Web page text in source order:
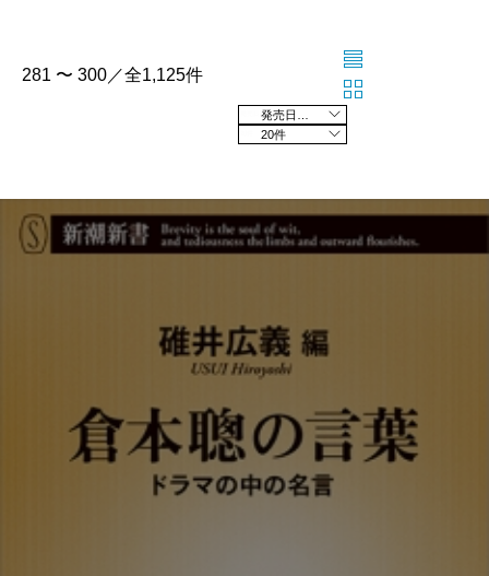
281 〜 300／全1,125件
20件